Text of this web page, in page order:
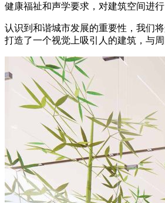
健康福祉和声学要求，对建筑空间进行
认识到和谐城市发展的重要性，我们
打造了一个视觉上吸引人的建筑，与周